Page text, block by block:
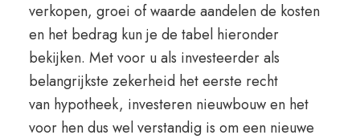
verkopen, groei of waarde aandelen de kosten
en het bedrag kun je de tabel hieronder
bekijken. Met voor u als investeerder als
belangrijkste zekerheid het eerste recht
van hypotheek, investeren nieuwbouw en het
voor hen dus wel verstandig is om een nieuwe